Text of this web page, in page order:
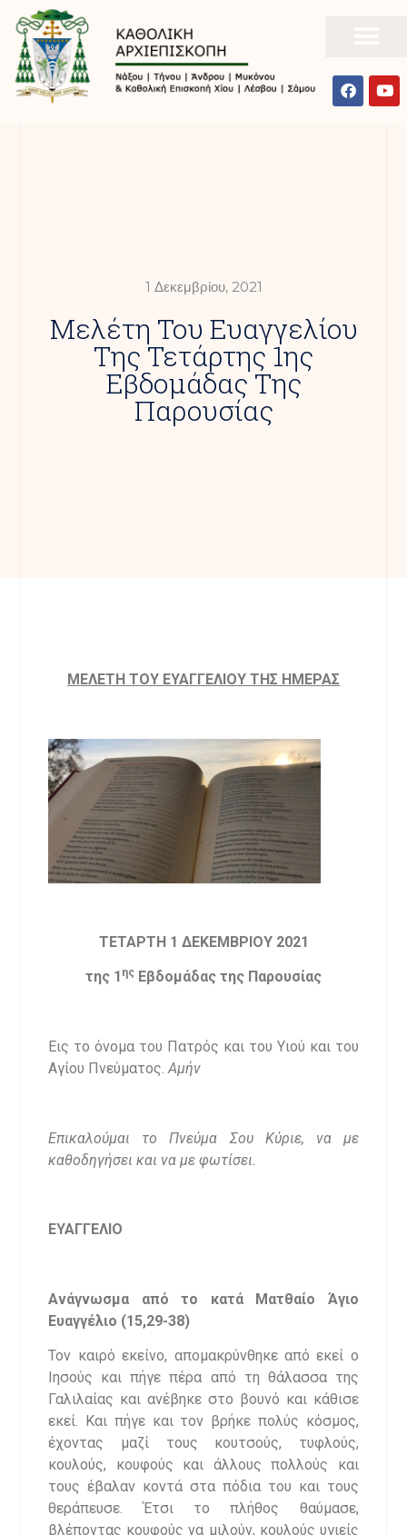
1 Δεκεμβρίου, 2021
Μελέτη Του Ευαγγελίου
Της Τετάρτης 1ης
Εβδομάδας Της
Παρουσίας
MΕΛΕΤΗ ΤΟΥ ΕΥΑΓΓΕΛΙΟΥ ΤΗΣ ΗΜΕΡΑΣ
ΤΕΤΑΡΤΗ 1 ΔΕΚΕΜΒΡΙΟΥ 2021
της 1 ης Εβδομάδας της Παρουσίας
Εις το όνομα του Πατρός και του Υιού και του
Αγίου Πνεύματος.Αμήν
Επικαλούμαι το Πνεύμα Σου Κύριε, να με
καθοδηγήσει και να με φωτίσει.
ΕΥΑΓΓΕΛΙΟ
Ανάγνωσμα από το κατά Ματθαίο Άγιο
Ευαγγέλιο (15,29-38)
Τον καιρό εκείνο, απομακρύνθηκε από εκεί ο
Ιησούς και πήγε πέρα από τη θάλασσα της
Γαλιλαίας και ανέβηκε στο βουνό και κάθισε
εκεί. Και πήγε και τον βρήκε πολύς κόσμος,
έχοντας μαζί τους κουτσούς, τυφλούς,
κουλούς, κουφούς και άλλους πολλούς και
τους έβαλαν κοντά στα πόδια του και τους
θεράπευσε. Έτσι το πλήθος θαύμασε,
βλέποντας κουφούς να μιλούν, κουλούς υγιείς